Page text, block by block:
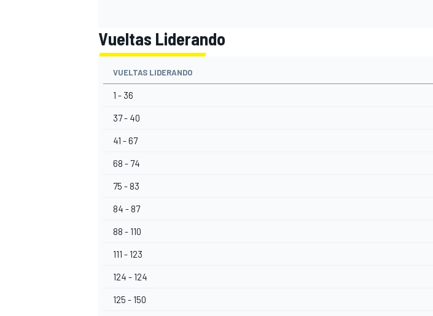
Vueltas Liderando
VUELTAS LIDERANDO
1 - 36
37 - 40
41 - 67
68 - 74
75 - 83
84 - 87
88 - 110
111 - 123
124 - 124
125 - 150